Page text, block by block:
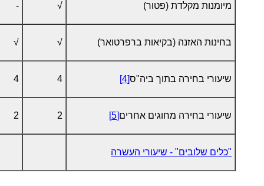
מיומנות מקלדת (פטור) √
-
בחינות האזנה (בקיאות ברפרטואר) √
√
שיעורי בחירה בתוך ביה"ס[4]
4
4
שיעורי בחירה מחוגים אחרים[5]
2
2
"כלים שלובים" - שיעורי העשרה